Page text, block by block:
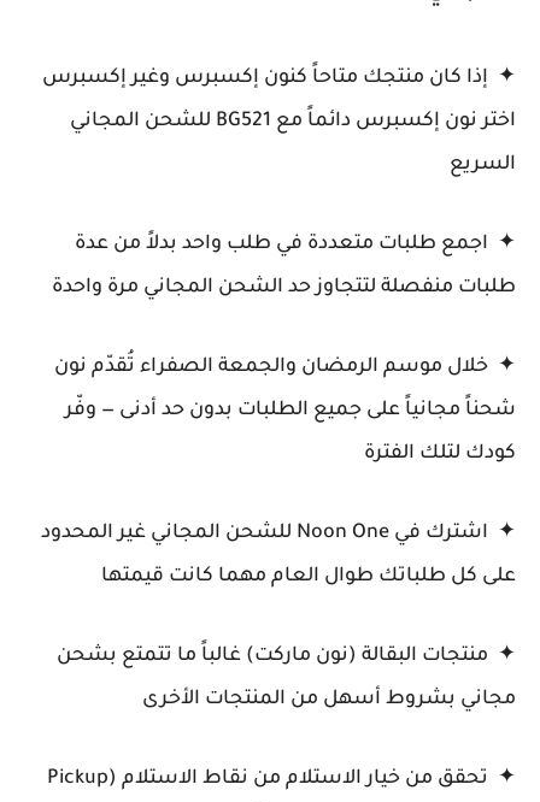
✦ إذا كان منتجك متاحاً كنون إكسبرس وغير إكسبرس
اختر نون إكسبرس دائماً مع BG521 للشحن المجاني
السريع
✦ اجمع طلبات متعددة في طلب واحد بدلاً من عدة
طلبات منفصلة لتتجاوز حد الشحن المجاني مرة واحدة
✦ خلال موسم الرمضان والجمعة الصفراء تُقدّم نون
شحناً مجانياً على جميع الطلبات بدون حد أدنى — وفّر
كودك لتلك الفترة
✦ اشترك في Noon One للشحن المجاني غير المحدود
على كل طلباتك طوال العام مهما كانت قيمتها
✦ منتجات البقالة (نون ماركت) غالباً ما تتمتع بشحن
مجاني بشروط أسهل من المنتجات الأخرى
✦ تحقق من خيار الاستلام من نقاط الاستلام (Pickup